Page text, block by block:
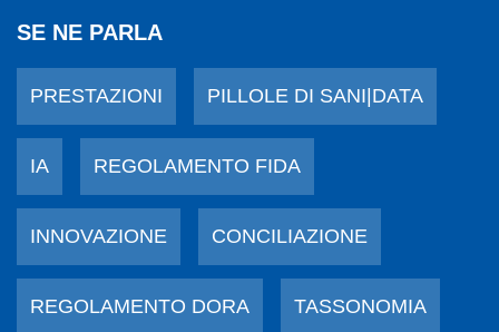
SE NE PARLA
PRESTAZIONI PILLOLE DI SANI|DATA
IA REGOLAMENTO FIDA
INNOVAZIONE CONCILIAZIONE
REGOLAMENTO DORA TASSONOMIA